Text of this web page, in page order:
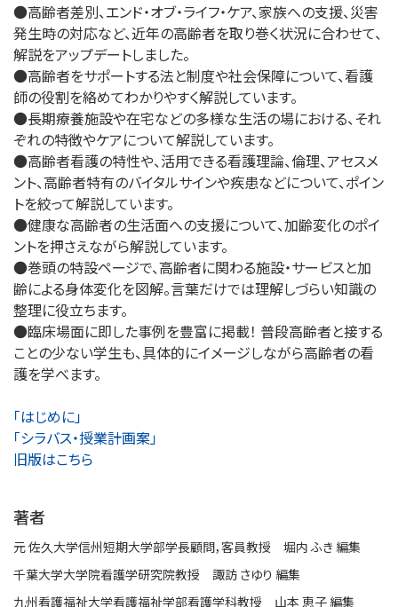
●高齢者差別、エンド・オブ・ライフ・ケア、家族への支援、災害
発生時の対応など、近年の高齢者を取り巻く状況に合わせて、
解説をアップデートしました。
●高齢者をサポートする法と制度や社会保障について、看護
師の役割を絡めてわかりやすく解説しています。
●長期療養施設や在宅などの多様な生活の場における、それ
ぞれの特徴やケアについて解説しています。
●高齢者看護の特性や、活用できる看護理論、倫理、アセスメ
ント、高齢者特有のバイタルサインや疾患などについて、ポイン
トを絞って解説しています。
●健康な高齢者の生活面への支援について、加齢変化のポイ
ントを押さえながら解説しています。
●巻頭の特設ページで、高齢者に関わる施設・サービスと加
齢による身体変化を図解。言葉だけでは理解しづらい知識の
整理に役立ちます。
●臨床場面に即した事例を豊富に掲載！ 普段高齢者と接する
ことの少ない学生も、具体的にイメージしながら高齢者の看
護を学べます。
「はじめに」
「シラバス・授業計画案」
旧版はこちら
著者
元 佐久大学信州短期大学部学長顧問，客員教授 堀内 ふき 編集
千葉大学大学院看護学研究院教授 諏訪 さゆり 編集
九州看護福祉大学看護福祉学部看護学科教授 山本 恵子 編集